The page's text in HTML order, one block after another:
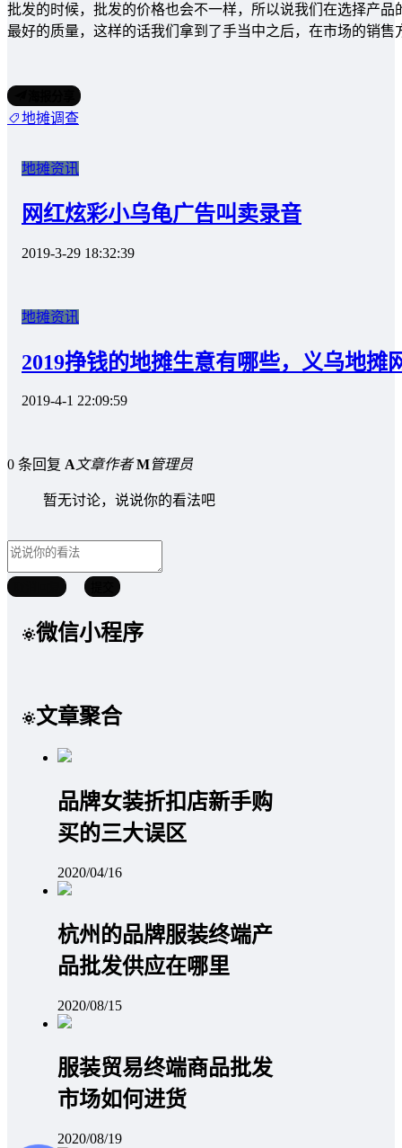
批发的时候，批发的价格也会不一样，所以说我们在选择产
最好的质量，这样的话我们拿到了手当中之后，在市场的销
地摊调查
地摊资讯
网红炫彩小乌龟广告叫卖录音
2019-3-29 18:32:39
地摊资讯
2019挣钱的地摊生意有哪些，义乌地摊
2019-4-1 22:09:59
0 条回复 A文章作者 M管理员
暂无讨论，说说你的看法吧
微信小程序
文章聚合
品牌女装折扣店新手购
买的三大误区
2020/04/16
杭州的品牌服装终端产
品批发供应在哪里
2020/08/15
服装贸易终端商品批发
市场如何进货
2020/08/19